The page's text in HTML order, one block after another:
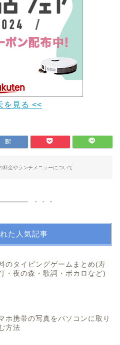
を見る <<
料金やランチメニューについて
た人気記事
のタイピングゲームまとめ(寿
・夜の森・歌詞・ボカロなど)
ホ携帯の写真をパソコンに取り
方法